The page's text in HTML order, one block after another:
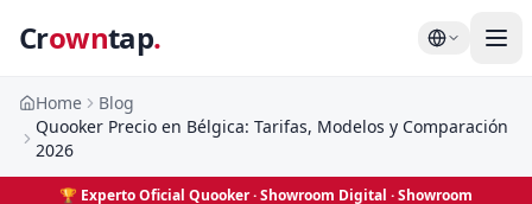
Crowntap.
Home
Blog
Quooker Precio en Bélgica: Tarifas, Modelos y Comparación
2026
🏆 Experto Oficial Quooker · Showroom Digital · Showroom